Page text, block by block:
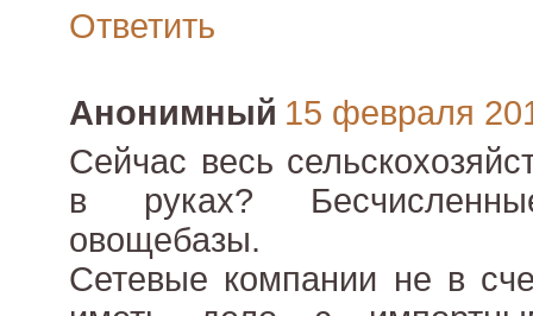
Ответить
Анонимный 15 февраля
Сейчас весь
в руках?
овощебазы.
Сетевые компании не в